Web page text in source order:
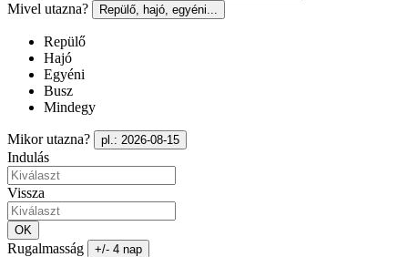
Mivel utazna?
Repülő, hajó, egyéni...
Repülő
Hajó
Egyéni
Busz
Mindegy
Mikor utazna? pl.: 2026-08-15
Indulás
Vissza
OK
Rugalmasság +/- 4 nap